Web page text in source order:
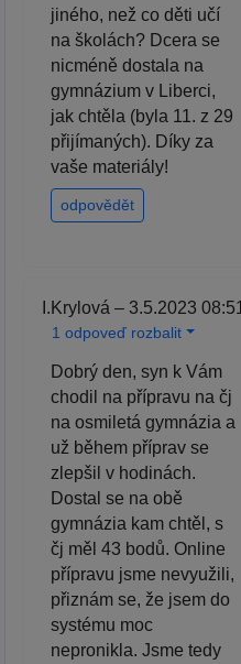
jiného, než co děti učí
na školách? Dcera se
nicméně dostala na
gymnázium v Liberci,
jak chtěla (byla 11. z 29
přijímaných). Díky za
vaše materiály!
odpovědět
I.Krylová – 3.5.2023 08:51
1 odpoveď rozbalit
Dobrý den, syn k Vám
chodil na přípravu na čj
na osmiletá gymnázia a
už během příprav se
zlepšil v hodinách.
Dostal se na obě
gymnázia kam chtěl, s
čj měl 43 bodů. Online
přípravu jsme nevyužili,
přiznám se, že jsem do
systému moc
nepronikla. Jsme tedy